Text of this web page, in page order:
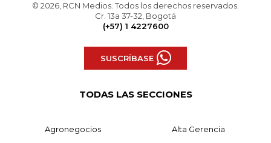
© 2026, RCN Medios. Todos los derechos reservados.
Cr. 13a 37-32, Bogotá
(+57) 1 4227600
SUSCRÍBASE
TODAS LAS SECCIONES
Agronegocios Alta Gerencia